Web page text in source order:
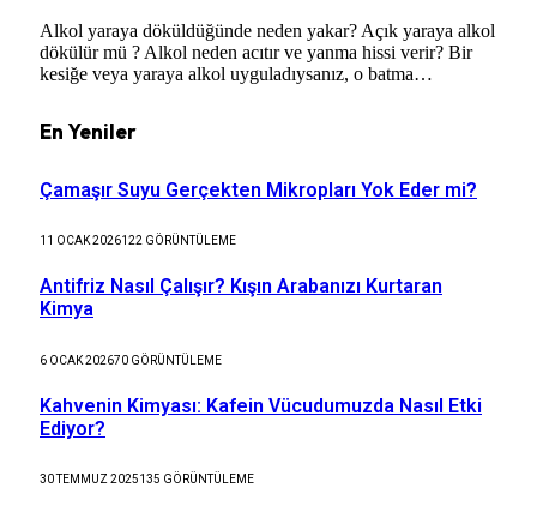
Alkol yaraya döküldüğünde neden yakar? Açık yaraya alkol
dökülür mü ? Alkol neden acıtır ve yanma hissi verir? Bir
kesiğe veya yaraya alkol uyguladıysanız, o batma…
En Yeniler
Çamaşır Suyu Gerçekten Mikropları Yok Eder mi?
11 OCAK 2026122 GÖRÜNTÜLEME
Antifriz Nasıl Çalışır? Kışın Arabanızı Kurtaran
Kimya
6 OCAK 202670 GÖRÜNTÜLEME
Kahvenin Kimyası: Kafein Vücudumuzda Nasıl Etki
Ediyor?
30 TEMMUZ 2025135 GÖRÜNTÜLEME